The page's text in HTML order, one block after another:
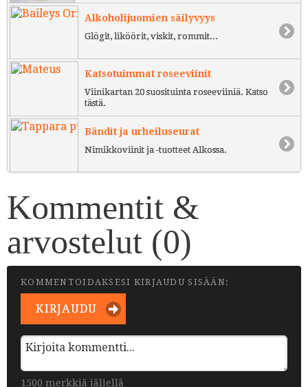
Alkoholijuomien säilyvyys
Glögit, liköörit, viskit, rommit...
Katsotuimmat roseeviinit
Viinikartan 20 suosituinta roseeviiniä. Katso
tästä.
Bändit ja urheiluseurat
Nimikkoviinit ja -tuotteet Alkossa.
Kommentit &
arvostelut (0)
KOMMENTOIDAKSESI KIRJAUDU SISÄÄN:
KIRJAUDU
1500 merkkiä jäljellä